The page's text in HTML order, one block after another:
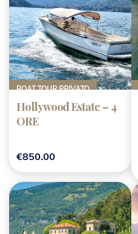
BOAT TOUR PRIVATO
Hollywood Estate – 4
ORE
€850.00